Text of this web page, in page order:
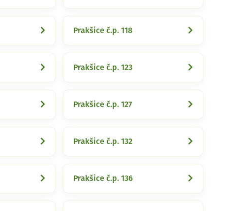
Prakšice č.p. 118
Prakšice č.p. 123
Prakšice č.p. 127
Prakšice č.p. 132
Prakšice č.p. 136